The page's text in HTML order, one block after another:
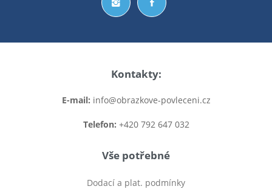
Kontakty:
E-mail: info@obrazkove-povleceni.cz
Telefon: +420 792 647 032
Vše potřebné
Dodací a plat. podmínky